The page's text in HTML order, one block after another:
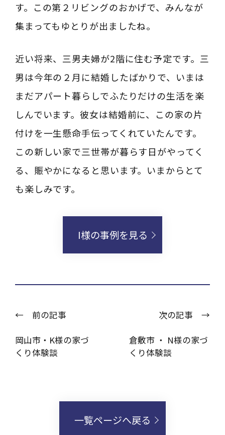
す。この第２リビングのおかげで、みんなが
集まってもゆとりが出ましたね。
近い将来、三男夫婦が2階に住む予定です。三
男は今年の２月に結婚したばかりで、いまは
まだアパート暮らしでふたりだけの生活を楽
しんでいます。彼女は結婚前に、この家の片
付けを一生懸命手伝ってくれていたんです。
この新しい家で三世帯が暮らす日がやってく
る、賑やかになると思います。いまからとて
も楽しみです。
I様の事例を見る
← 前の記事
岡山市・K様の家づ
くり体験談
一覧ページへ戻る
次の記事 →
倉敷市 ・ N様の家づ
くり体験談